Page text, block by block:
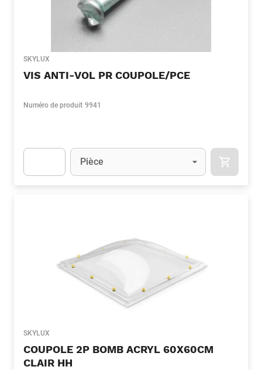
SKYLUX
VIS ANTI-VOL PR COUPOLE/PCE
Numéro de produit 9941
Unité
Pièce
SKYLUX
COUPOLE 2P BOMB ACRYL 60X60CM
CLAIR HH